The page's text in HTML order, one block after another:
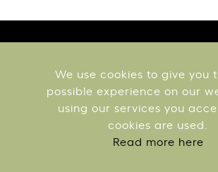
We use cookies to give you
possible experience on our
using our services you
cookies are used.
Read more here